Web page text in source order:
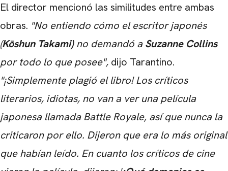
El director mencionó las similitudes entre ambas
obras. "No entiendo cómo el escritor japonés
(Kōshun Takami)no demandó aSuzanne Collins
por todo lo que posee", dijo Tarantino.
"¡Simplemente plagió el libro! Los críticos
literarios, idiotas, no van a ver una película
japonesa llamada Battle Royale, así que nunca la
criticaron por ello. Dijeron que era lo más original
que habían leído. En cuanto los críticos de cine